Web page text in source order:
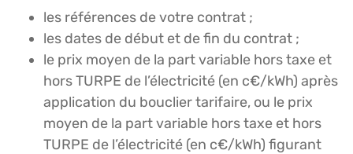
les références de votre contrat ;
les dates de début et de fin du contrat ;
le prix moyen de la part variable hors taxe et
hors TURPE de l’électricité (en c€/kWh) après
application du bouclier tarifaire, ou le prix
moyen de la part variable hors taxe et hors
TURPE de l’électricité (en c€/kWh) figurant